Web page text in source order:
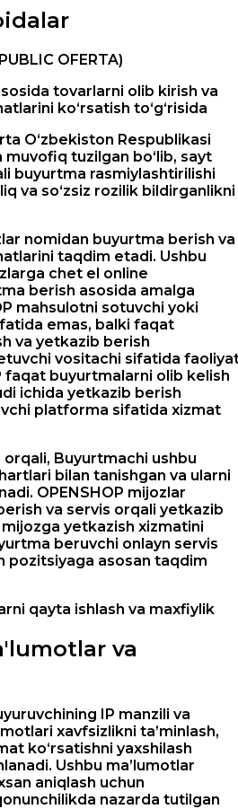
OFERTA)
tovarlarni olib kirish va
ko‘rsatish to‘g‘risida
O‘zbekiston Respublikasi
tuzilgan bo‘lib, sayt
buyurtma rasmiylashtirilishi
va so‘zsiz rozilik bildirganlikni
nomidan buyurtma berish va
taqdim etadi. Ushbu
chet el online
berish asosida amalga
mahsulotni sotuvchi yoki
emas, balki faqat
va yetkazib berish
vositachi sifatida
faqat buyurtmalarni olib kelish
ichida yetkazib berish
platforma sifatida xizmat
orqali, Buyurtmachi ushbu
bilan tanishgan va ularni
OPENSHOP mijozlar
va servis orqali yetkazib
yetkazish xizmatini
beruvchi onlayn servis
pozitsiyaga asosan taqdim
qayta ishlash va maxfiylik
va
IP manzili va
xavfsizlikni ta’minlash,
ko‘rsatishni yaxshilash
Ushbu ma’lumotlar
aniqlash uchun
nazarda tutilgan